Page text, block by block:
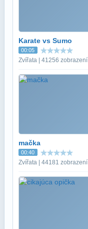
Karate vs Sumo
00:05
Zvířata | 41256 zobrazení
mačka
00:40
Zvířata | 44181 zobrazení